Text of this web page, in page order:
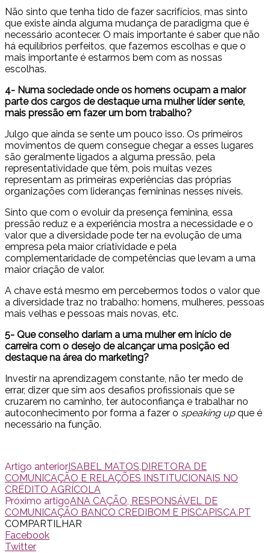
Não sinto que tenha tido de fazer sacrifícios, mas sinto
que existe ainda alguma mudança de paradigma que é
necessário acontecer. O mais importante é saber que não
há equilíbrios perfeitos, que fazemos escolhas e que o
mais importante é estarmos bem com as nossas
escolhas.
4- Numa sociedade onde os homens ocupam a maior
parte dos cargos de destaque uma mulher líder sente,
mais pressão em fazer um bom trabalho?
Julgo que ainda se sente um pouco isso. Os primeiros
movimentos de quem consegue chegar a esses lugares
são geralmente ligados a alguma pressão, pela
representatividade que têm, pois muitas vezes
representam as primeiras experiências das próprias
organizações com lideranças femininas nesses níveis.
Sinto que com o evoluir da presença feminina, essa
pressão reduz e a experiência mostra a necessidade e o
valor que a diversidade pode ter na evolução de uma
empresa pela maior criatividade e pela
complementaridade de competências que levam a uma
maior criação de valor.
A chave está mesmo em percebermos todos o valor que
a diversidade traz no trabalho: homens, mulheres, pessoas
mais velhas e pessoas mais novas, etc.
5- Que conselho dariam a uma mulher em início de
carreira com o desejo de alcançar uma posição ed
destaque na área do marketing?
Investir na aprendizagem constante, não ter medo de
errar, dizer que sim aos desafios profissionais que se
cruzarem no caminho, ter autoconfiança e trabalhar no
autoconhecimento por forma a fazer o speaking upque é
necessário na função.
Artigo anteriorISABEL MATOS,DIRETORA DE
COMUNICAÇÃO E RELAÇÕES INSTITUCIONAIS NO
CRÉDITO AGRÍCOLA
Próximo artigoANA CAÇÃO, RESPONSÁVEL DE
COMUNICAÇÃO BANCO CREDIBOM E PISCAPISCA.PT
COMPARTILHAR
Facebook
Twitter